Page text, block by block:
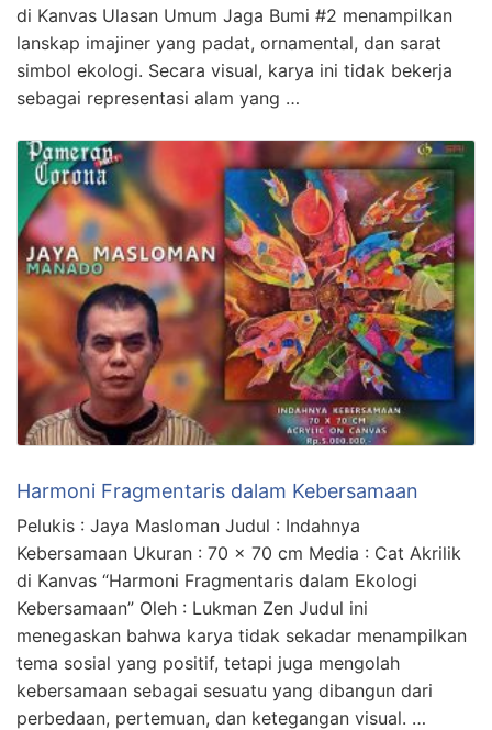
di Kanvas Ulasan Umum Jaga Bumi #2 menampilkan
lanskap imajiner yang padat, ornamental, dan sarat
simbol ekologi. Secara visual, karya ini tidak bekerja
sebagai representasi alam yang …
Harmoni Fragmentaris dalam Kebersamaan
Pelukis : Jaya Masloman Judul : Indahnya
Kebersamaan Ukuran : 70 x 70 cm Media : Cat Akrilik
di Kanvas “Harmoni Fragmentaris dalam Ekologi
Kebersamaan” Oleh : Lukman Zen Judul ini
menegaskan bahwa karya tidak sekadar menampilkan
tema sosial yang positif, tetapi juga mengolah
kebersamaan sebagai sesuatu yang dibangun dari
perbedaan, pertemuan, dan ketegangan visual. …